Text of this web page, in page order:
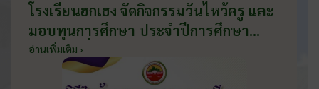
โรงเรียนฮกเฮง จัดกิจกรรมวันไหว้ครู และ
มอบทุนการศึกษา ประจำปีการศึกษา
2569 วันที่ 11 มิถุนายน 2569
อ่านเพิ่มเติม ›